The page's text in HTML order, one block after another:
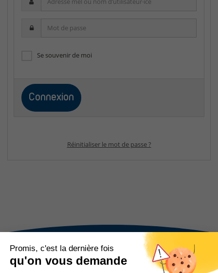
mél
nom
d’utilisateur·ice
Se souvenir de moi
Réinitialiser le mot de passe ?